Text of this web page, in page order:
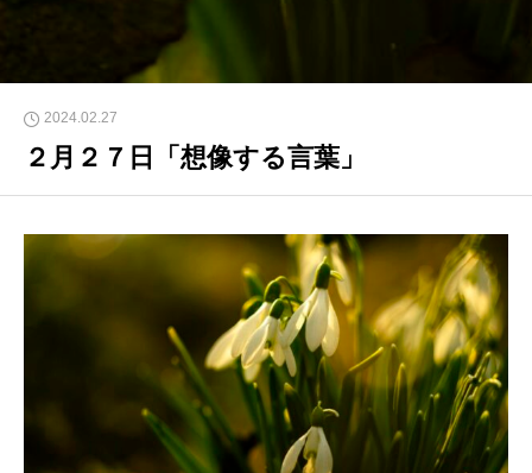
2024.02.27
２月２７日「想像する言葉」